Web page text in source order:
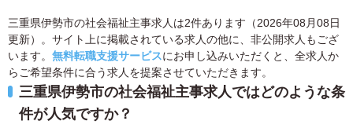
三重県伊勢市の社会福祉主事求人は2件あります（2026年08月08日
更新）。サイト上に掲載されている求人の他に、非公開求人もござ
います。 無料転職支援サービスにお申し込みいただくと、全求人か
らご希望条件に合う求人を提案させていただきます。
三重県伊勢市の社会福祉主事求人ではどのような条
件が人気ですか？